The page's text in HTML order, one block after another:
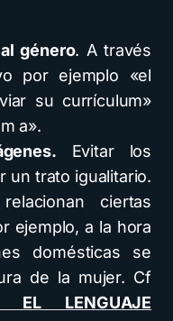
género. A través
por ejemplo «el
su currículum»
a».
Evitar los
un trato igualitario.
ciertas
ejemplo, a la hora
domésticas se
de la mujer. Cf
EL LENGUAJE